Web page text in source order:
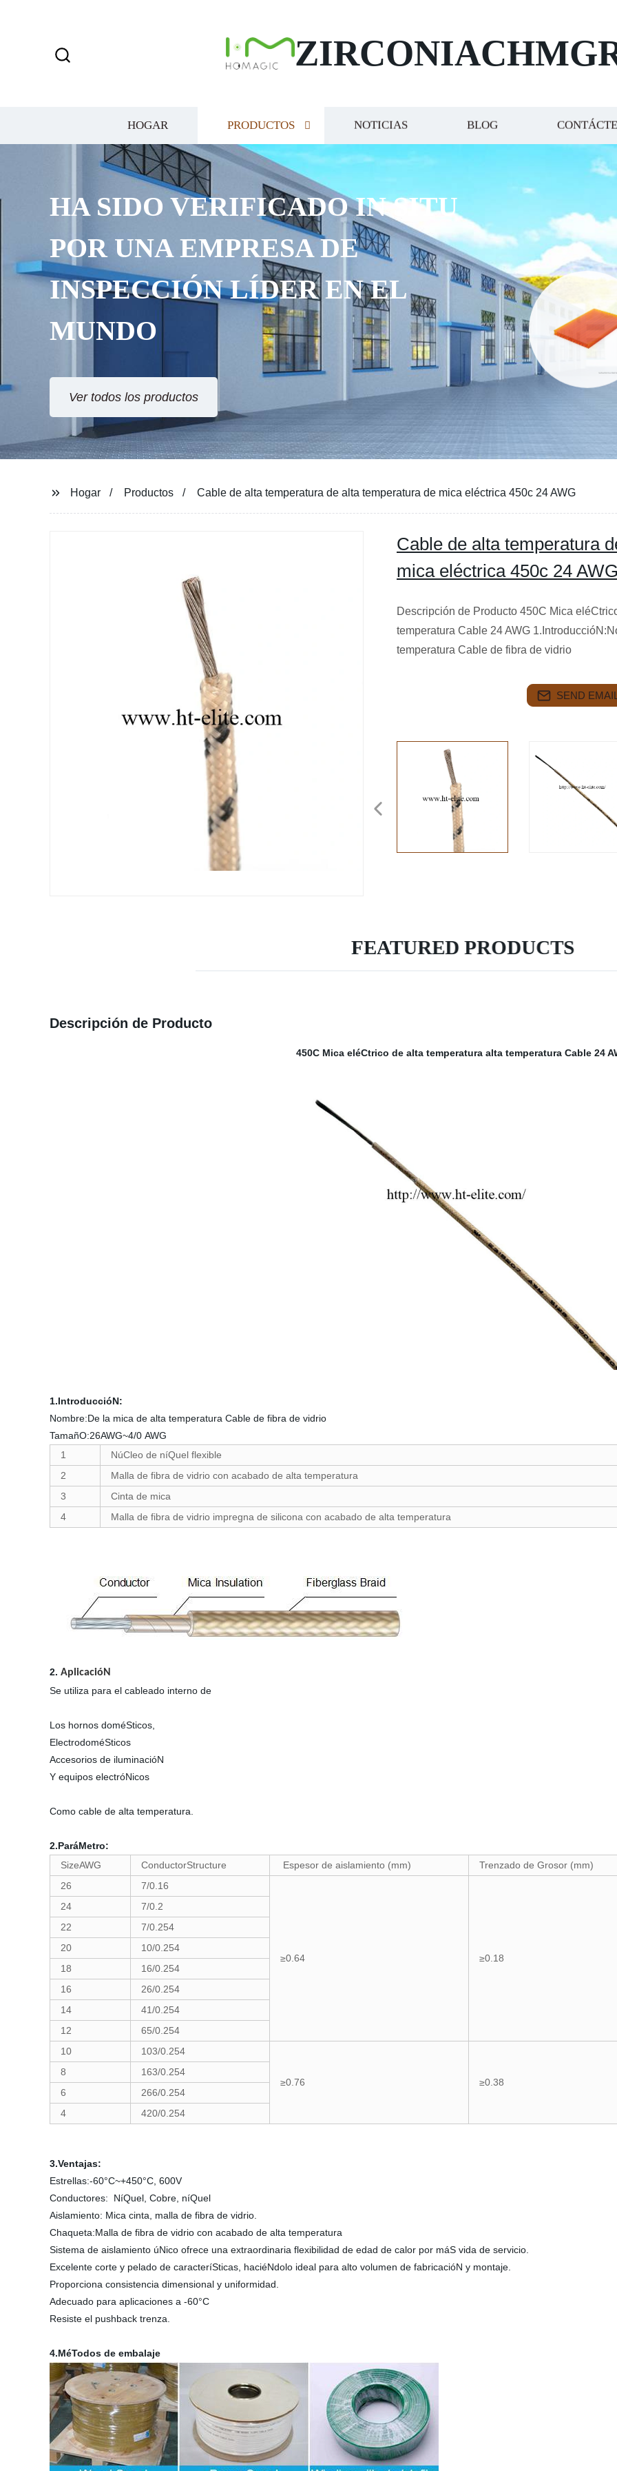
HOGAR PRODUCTOS NOTICIAS BLOG
HA SIDO VERIFICADO IN SITU
POR UNA EMPRESA DE
INSPECCIÓN LÍDER EN EL
MUNDO
Ver todos los productos
Hogar Productos Cable de alta temperatura de alta temperatura de mica eléctrica 450c 24 AWG
Cable de alta temperatura
mica eléctrica 450c 24
Descripción de Producto 450C Mica
temperatura Cable 24 AWG
temperatura Cable de fibra de vidrio
SEND
FEATURED PRODUCTS
Descripción de Producto
450C Mica eléCtrico de alta temperatura alta temperatura Cable 24
1.IntroduccióN:
Nombre:De la mica de alta temperatura Cable de fibra de vidrio
TamañO:26AWG~4/0 AWG
1
NúCleo de níQuel flexible
2
Malla de fibra de vidrio con acabado de alta temperatura
3
Cinta de mica
4
Malla de fibra de vidrio impregna de silicona con acabado de alta temperatura
2. AplicacióN
Se utiliza para el cableado interno de
Los hornos doméSticos,
ElectrodoméSticos
Accesorios de iluminacióN
Y equipos electróNicos
Como cable de alta temperatura.
2.ParáMetro:
SizeAWG
ConductorStructure Espesor de aislamiento (mm)
Trenzado de Grosor (mm)
26
7/0.16
≥0.64 ≥0.18
24
7/0.2
22
7/0.254
20
10/0.254
18
16/0.254
16
26/0.254
14
41/0.254
12
65/0.254
10
103/0.254
≥0.76 ≥0.38
8
163/0.254
6
266/0.254
4
420/0.254
3.Ventajas:
Estrellas:-60°C~+450°C, 600V
Conductores: NíQuel, Cobre, níQuel
Aislamiento: Mica cinta, malla de fibra de vidrio.
Chaqueta:Malla de fibra de vidrio con acabado de alta temperatura
Sistema de aislamiento úNico ofrece una extraordinaria flexibilidad de edad de calor por máS vida de servicio.
Excelente corte y pelado de caracteríSticas, haciéNdolo ideal para alto volumen de fabricacióN y montaje.
Proporciona consistencia dimensional y uniformidad.
Adecuado para aplicaciones a -60°C
Resiste el pushback trenza.
4.MéTodos de embalaje